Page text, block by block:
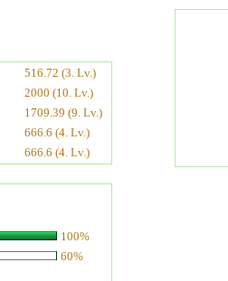
516.72 (3. Lv.)
2000 (10. Lv.)
1709.39 (9. Lv.)
666.6 (4. Lv.)
666.6 (4. Lv.)
100%
60%